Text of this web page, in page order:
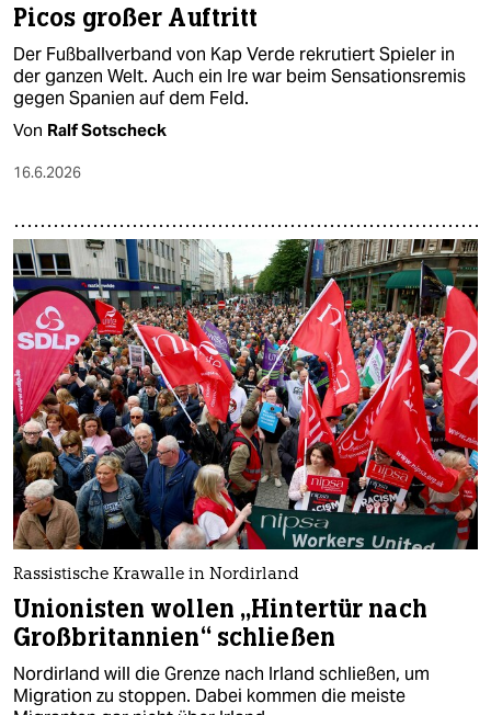
Picos großer Auftritt
Der Fußballverband von Kap Verde rekrutiert Spieler in
der ganzen Welt. Auch ein Ire war beim Sensationsremis
gegen Spanien auf dem Feld.
Von Ralf Sotscheck
16.6.2026
Rassistische Krawalle in Nordirland
Unionisten wollen „Hintertür nach
Großbritannien“ schließen
Nordirland will die Grenze nach Irland schließen, um
Migration zu stoppen. Dabei kommen die meiste